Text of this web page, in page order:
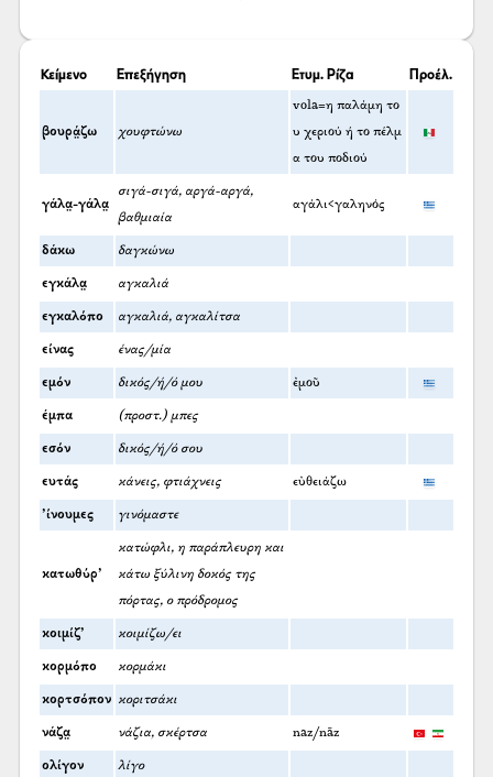
Κείμενο Επεξήγηση Ετυμ. Ρίζα Προέλ.
βουρά̤ζω χουφτώνω
vola=η παλάμη το
υ χεριού ή το πέλμ
α του ποδιού
γάλα̤-γάλα̤
σιγά-σιγά, αργά-αργά,
βαθμιαία
αγάλι<γαληνός
δάκω δαγκώνω
εγκάλα̤ αγκαλιά
εγκαλόπο αγκαλιά, αγκαλίτσα
είνας ένας/μία
εμόν δικός/ή/ό μου ἐμοῦ
έμπα (προστ.) μπες
εσόν δικός/ή/ό σου
ευτάς κάνεις, φτιάχνεις εὐθειάζω
’ίνουμες γινόμαστε
κατωθύρ’
κατώφλι, η παράπλευρη και
κάτω ξύλινη δοκός της
πόρτας, ο πρόδρομος
κοιμίζ’ κοιμίζω/ει
κορμόπο κορμάκι
κορτσόπον κοριτσάκι
νάζα̤ νάζια, σκέρτσα naz/nāz
ολίγον λίγο